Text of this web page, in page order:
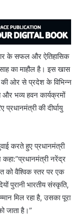
के सफल और ऐतिहासिक
का माहौल है। इस खास
की ओर से प्रदेश के विभिन्न
और भव्य हवन कार्यक्रमों
की दीर्घायु
करते हुए प्रधानमंत्री
नरेंद्र
को वैश्विक स्तर पर एक
पुरानी भारतीय संस्कृति,
मिल रहा है, उसका पूरा
जाता है।”